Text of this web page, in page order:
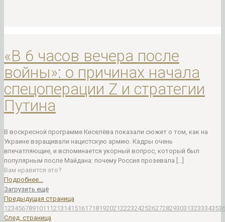
«В 6 часов вечера после
войны»: о причинах начала
спецоперации Z и стратегии
Путина
В воскресной программе Киселёва показали сюжет о том, как на
Украине взращивали нацистскую армию. Кадры очень
впечатляющие, и вспоминается укорный вопрос, который был
популярным после Майдана: почему Россия прозевала
Вам нравится это?
Подробнее...
Загрузить ещё
Предыдущая страница
1234567891011 12131415161718192021222324252627282930313233343536
След. страница